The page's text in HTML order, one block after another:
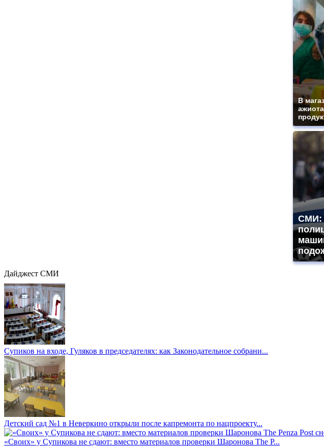
В
СМИ:
Дайджест СМИ
Супиков на входе, Гуляков в председателях: как Законодательное собрани...
Детский сад №1 в Неверкино открыли после капремонта по нацпроекту...
«Своих» у Супикова не сдают: вместо материалов проверки Шаронова The P...